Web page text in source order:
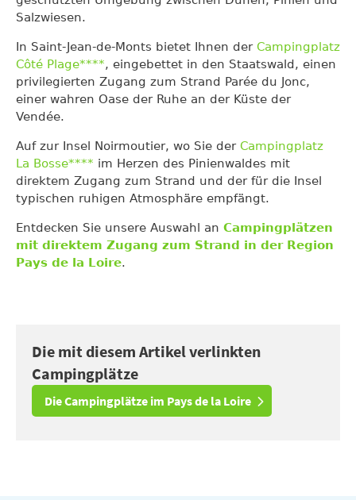
Salzwiesen.
In Saint-Jean-de-Monts bietet Ihnen der Campingplatz
Côté Plage****, eingebettet in den Staatswald, einen
privilegierten Zugang zum Strand Parée du Jonc,
einer wahren Oase der Ruhe an der Küste der
Vendée.
Auf zur Insel Noirmoutier, wo Sie der Campingplatz
La Bosse**** im Herzen des Pinienwaldes mit
direktem Zugang zum Strand und der für die Insel
typischen ruhigen Atmosphäre empfängt.
Entdecken Sie unsere Auswahl an Campingplätzen
mit direktem Zugang zum Strand in der Region
Pays de la Loire.
Die mit diesem Artikel verlinkten
Campingplätze
Die Campingplätze im Pays de la Loire